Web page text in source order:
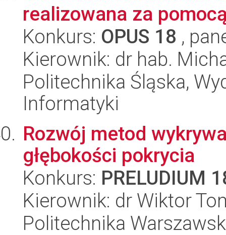
realizowana za
Konkurs: OPUS 18 ,
Kierownik: dr hab.
Politechnika Śląska,
Informatyki
Rozwój metod
głębokości pokrycia
Konkurs: PRELUDIUM
Kierownik: dr Wiktor
Politechnika